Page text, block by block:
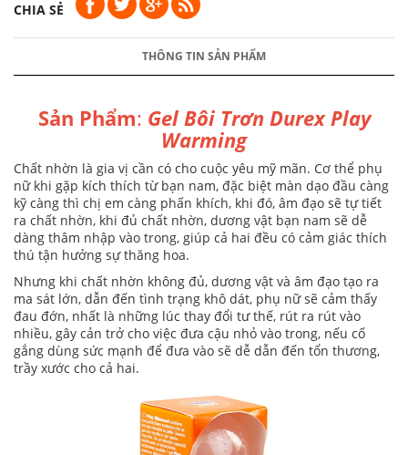
CHIA SẺ
THÔNG TIN SẢN PHẨM
Sản Phẩm: Gel Bôi Trơn Durex Play
Warming
Chất nhờn là gia vị cần có cho cuộc yêu mỹ mãn. Cơ thể phụ
nữ khi gặp kích thích từ bạn nam, đặc biệt màn dạo đầu càng
kỹ càng thì chị em càng phấn khích, khi đó, âm đạo sẽ tự tiết
ra chất nhờn, khi đủ chất nhờn, dương vật bạn nam sẽ dễ
dàng thâm nhập vào trong, giúp cả hai đều có cảm giác thích
thú tận hưởng sự thăng hoa.
Nhưng khi chất nhờn không đủ, dương vật và âm đạo tạo ra
ma sát lớn, dẫn đến tình trạng khô dát, phụ nữ sẽ cảm thấy
đau đớn, nhất là những lúc thay đổi tư thế, rút ra rút vào
nhiều, gây cản trở cho việc đưa cậu nhỏ vào trong, nếu cố
gắng dùng sức mạnh để đưa vào sẽ dễ dẫn đến tổn thương,
trầy xước cho cả hai.